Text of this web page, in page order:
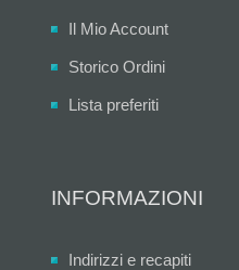
Il Mio Account
Storico Ordini
Lista preferiti
INFORMAZIONI
Indirizzi e recapiti